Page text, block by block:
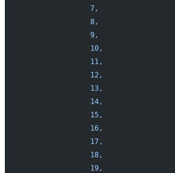
                7,
                8,
                9,
                10,
                11,
                12,
                13,
                14,
                15,
                16,
                17,
                18,
                19,